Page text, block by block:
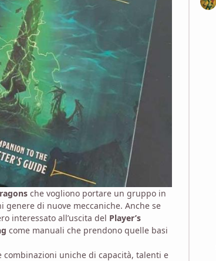
che vogliono portare un gruppo in
di nuove meccaniche. Anche se
interessato all’uscita del Player’s
come manuali che prendono quelle basi
uniche di capacità, talenti e